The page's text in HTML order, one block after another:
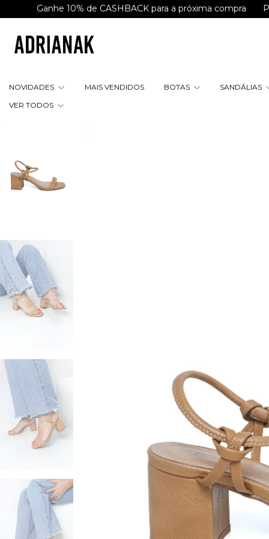
10% de CASHBACK para a próxima compra Parcele
NOVIDADES MAIS VENDIDOS BOTAS
SANDÁLIAS
VER TODOS